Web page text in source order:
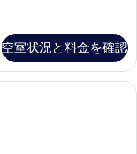
空室状況と料金を確認
遮光カーテン、WiFi (無料)